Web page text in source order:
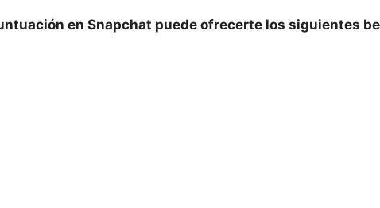
en Snapchat puede ofrecerte​ los siguientes